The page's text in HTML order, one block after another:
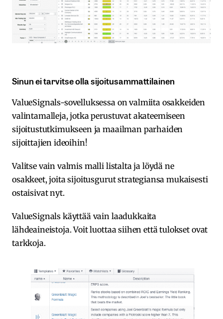
Sinun ei tarvitse olla sijoitusammattilainen
ValueSignals-sovelluksessa on valmiita osakkeiden
valintamalleja, jotka perustuvat akateemiseen
sijoitustutkimukseen ja maailman parhaiden
sijoittajien ideoihin!
Valitse vain valmis malli listalta ja löydä ne
osakkeet, joita sijoitusgurut strategiansa mukaisesti
ostaisivat nyt.
ValueSignals käyttää vain laadukkaita
lähdeaineistoja. Voit luottaa siihen että tulokset ovat
tarkkoja.